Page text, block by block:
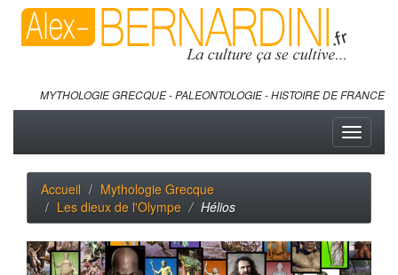
MYTHOLOGIE GRECQUE - PALEONTOLOGIE - HISTOIRE DE FRANCE
Toggle
Accueil
Mythologie Grecque
Les dieux de l'Olympe
Hélios